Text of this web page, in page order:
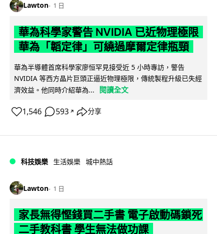
Lawton 1 日
華為科學家警告 NVIDIA 已近物理極限
華為「韜定律」可繞過摩爾定律瓶頸
華為半導體首席科學家廖恒罕見接受近 5 小時專訪，警告
NVIDIA 等西方晶片巨頭正逼近物理極限，傳統製程升級已失經
濟效益。他同時介紹華為...
閱讀全文
1,546 593 ↗ 分享
科技娛樂 生活娛樂 城中熱話
Lawton 1 日
家長無得慳錢買二手書 電子啟動碼鎖死
二手教科書 學生無法做功課